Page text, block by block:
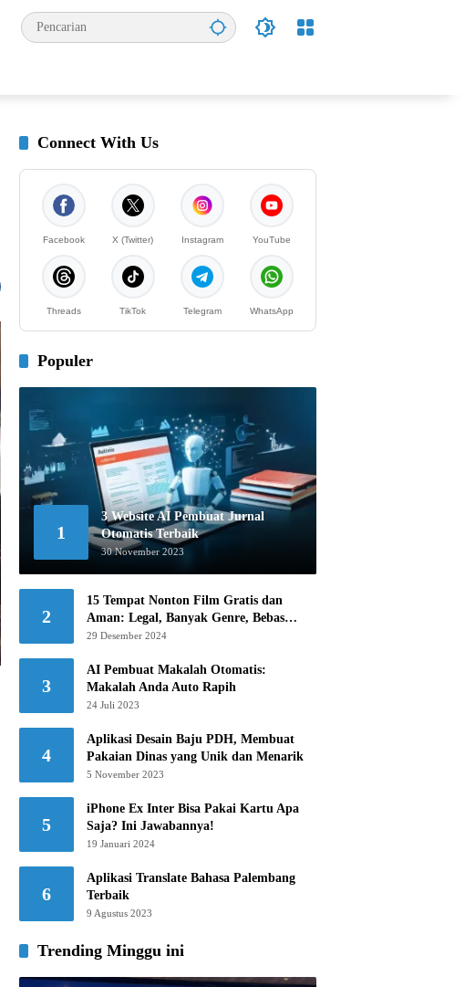
Connect With Us
Facebook X (Twitter) Instagram YouTube
Threads TikTok Telegram WhatsApp
Populer
1
3 Website AI Pembuat Jurnal
Otomatis Terbaik
30 November 2023
2
15 Tempat Nonton Film Gratis dan
Aman: Legal, Banyak Genre, Bebas
Khawatir!
29 Desember 2024
3
AI Pembuat Makalah Otomatis:
Makalah Anda Auto Rapih
24 Juli 2023
4
Aplikasi Desain Baju PDH, Membuat
Pakaian Dinas yang Unik dan Menarik
5 November 2023
5
iPhone Ex Inter Bisa Pakai Kartu Apa
Saja? Ini Jawabannya!
19 Januari 2024
6
Aplikasi Translate Bahasa Palembang
Terbaik
9 Agustus 2023
Trending Minggu ini